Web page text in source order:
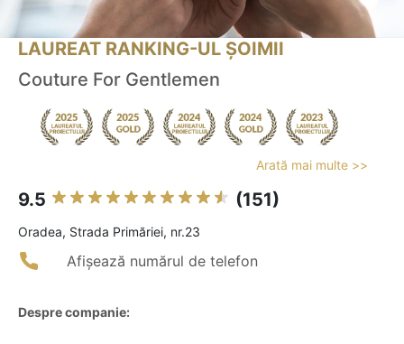
LAUREAT RANKING-UL ȘOIMII
Couture For Gentlemen
Arată mai multe >>
9.5 (151)
Oradea, Strada Primăriei, nr.23
Afișează numărul de telefon
Despre companie: